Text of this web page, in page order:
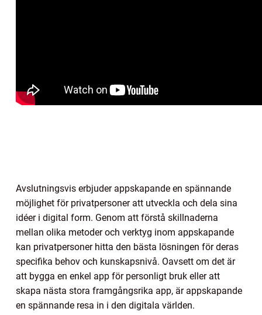
Avslutningsvis erbjuder appskapande en spännande
möjlighet för privatpersoner att utveckla och dela sina
idéer i digital form. Genom att förstå skillnaderna
mellan olika metoder och verktyg inom appskapande
kan privatpersoner hitta den bästa lösningen för deras
specifika behov och kunskapsnivå. Oavsett om det är
att bygga en enkel app för personligt bruk eller att
skapa nästa stora framgångsrika app, är appskapande
en spännande resa in i den digitala världen.